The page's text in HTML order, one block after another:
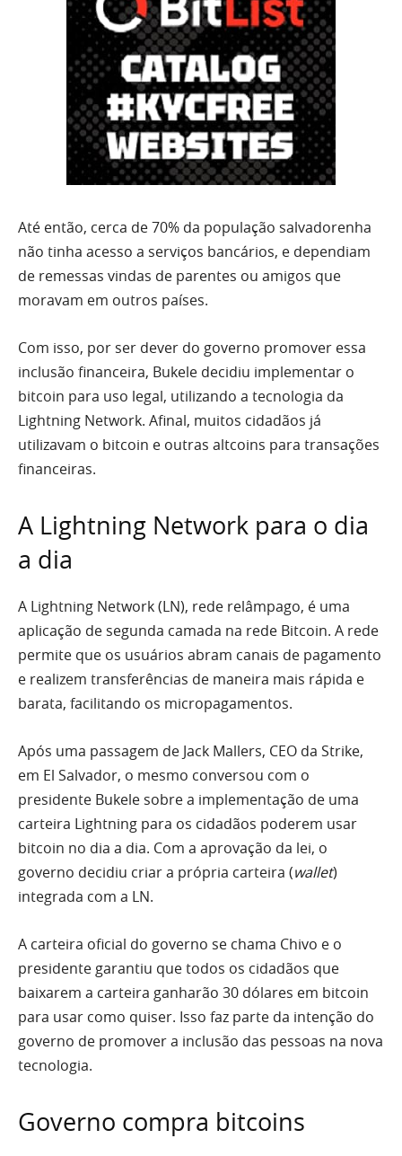
Até então, cerca de 70% da população salvadorenha
não tinha acesso a serviços bancários, e dependiam
de remessas vindas de parentes ou amigos que
moravam em outros países.
Com isso, por ser dever do governo promover essa
inclusão financeira, Bukele decidiu implementar o
bitcoin para uso legal, utilizando a tecnologia da
Lightning Network. Afinal, muitos cidadãos já
utilizavam o bitcoin e outras altcoins para transações
financeiras.
A Lightning Network para o dia
a dia
A Lightning Network (LN), rede relâmpago, é uma
aplicação de segunda camada na rede Bitcoin. A rede
permite que os usuários abram canais de pagamento
e realizem transferências de maneira mais rápida e
barata, facilitando os micropagamentos.
Após uma passagem de Jack Mallers, CEO da Strike,
em El Salvador, o mesmo conversou com o
presidente Bukele sobre a implementação de uma
carteira Lightning para os cidadãos poderem usar
bitcoin no dia a dia. Com a aprovação da lei, o
governo decidiu criar a própria carteira (wallet)
integrada com a LN.
A carteira oficial do governo se chama Chivo e o
presidente garantiu que todos os cidadãos que
baixarem a carteira ganharão 30 dólares em bitcoin
para usar como quiser. Isso faz parte da intenção do
governo de promover a inclusão das pessoas na nova
tecnologia.
Governo compra bitcoins